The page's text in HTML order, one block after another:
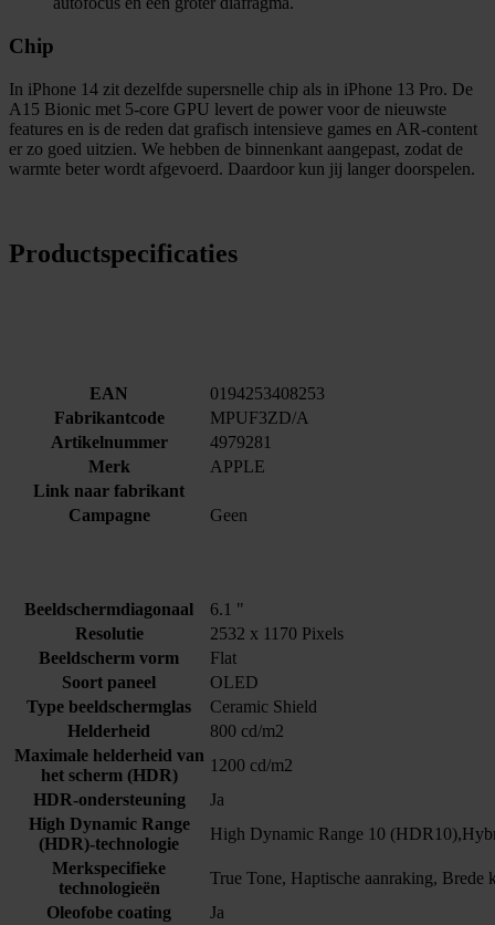
Chip
In iPhone 14 zit dezelfde supersnelle chip als in iPhone 13 Pro. De
A15 Bionic met 5‑core GPU levert de power voor de nieuwste
features en is de reden dat grafisch intensieve games en AR‑content
er zo goed uitzien. We hebben de binnenkant aangepast, zodat de
warmte beter wordt afgevoerd. Daardoor kun jij langer doorspelen.
Productspecificaties
EAN
0194253408253
Fabrikantcode
MPUF3ZD/A
Artikelnummer
4979281
Merk
APPLE
Link naar fabrikant
Campagne
Geen
Beeldschermdiagonaal
6.1 "
Resolutie
2532 x 1170 Pixels
Beeldscherm vorm
Flat
Soort paneel
OLED
Type beeldschermglas
Ceramic Shield
Helderheid
800 cd/m2
Maximale helderheid van
het scherm (HDR)
1200 cd/m2
HDR-ondersteuning
Ja
High Dynamic Range
(HDR)-technologie
High Dynamic Range 10
Merkspecifieke
technologieën
True Tone, Haptische aanraking, Brede
Oleofobe coating
Ja